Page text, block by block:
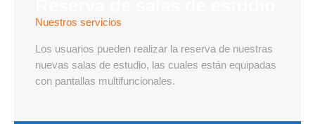
Nuestros servicios
Los usuarios pueden realizar la reserva de nuestras
nuevas salas de estudio, las cuales están equipadas
con pantallas multifuncionales.